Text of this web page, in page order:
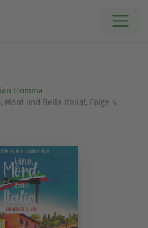
Homma
Mord und Bella Italia!, Folge 4